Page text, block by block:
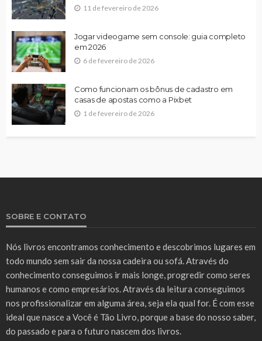
11 de fevereiro de 2026
Jogar videogame sem console: guia completo
em 2026
6 de fevereiro de 2026
Como funcionam os bônus de cadastro em
casas de apostas como a Pixbet
1 de fevereiro de 2026
SOBRE E CONTATO
Nós livros encontramos conhecimento e descobrimos lugares em
todo mundo sem sair da nossa cadeira ou sofá. Através do
conhecimento conseguimos ir mais longe, progredir como seres
humanos e como empresários. Através da leitura conseguimos
nos profissionalizar em alguma área, seja ela qual for. É com esse
ideal que nasce a Você é Tão Livro, porque a base do nosso saber,
do passado e para o futuro nascem dos livros.